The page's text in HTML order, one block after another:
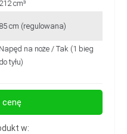
212 cm³
85 cm (regulowana)
Napęd na noże / Tak (1 bieg
do tyłu)
cenę
w: